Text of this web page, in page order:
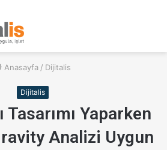
Anasayfa / Dijitalis
Dijitalis
Tasarımı Yaparken
Analizi Uygun